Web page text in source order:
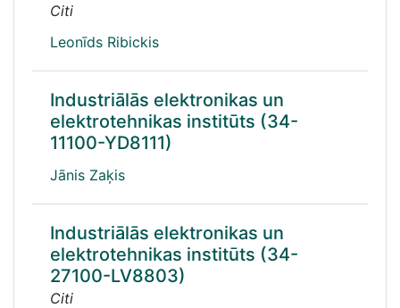
Citi
Leonīds Ribickis
Industriālās elektronikas un
elektrotehnikas institūts (34-
11100-YD8111)
Jānis Zaķis
Industriālās elektronikas un
elektrotehnikas institūts (34-
27100-LV8803)
Citi